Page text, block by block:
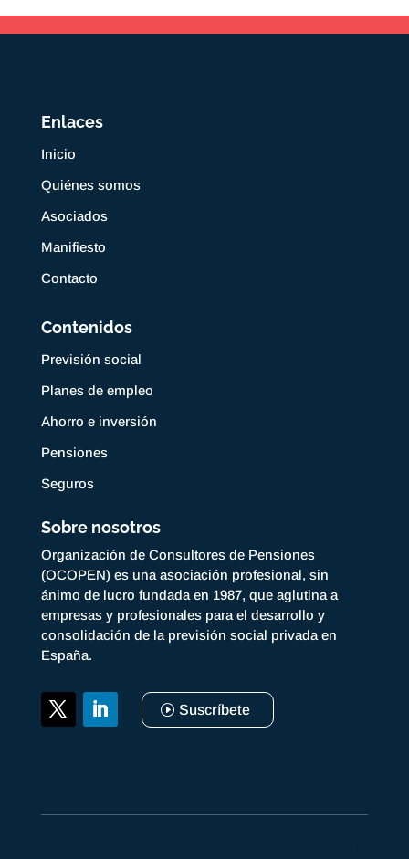
Enlaces
Inicio
Quiénes somos
Asociados
Manifiesto
Contacto
Contenidos
Previsión social
Planes de empleo
Ahorro e inversión
Pensiones
Seguros
Sobre nosotros
Organización de Consultores de Pensiones
(OCOPEN) es una asociación profesional, sin
ánimo de lucro fundada en 1987, que aglutina a
empresas y profesionales para el desarrollo y
consolidación de la previsión social privada en
España.
Suscríbete